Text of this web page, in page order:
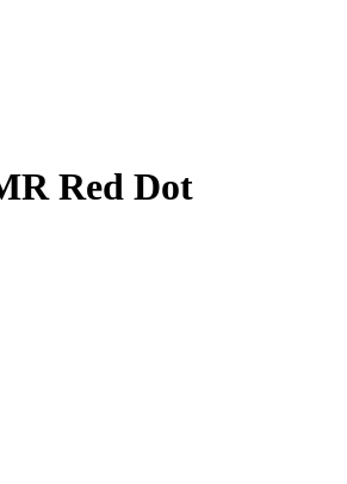
Red Dot